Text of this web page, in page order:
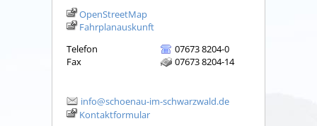
OpenStreetMap
Fahrplanauskunft
Telefon
07673 8204-0
Fax
07673 8204-14
info@schoenau-im-schwarzwald.de
Kontaktformular